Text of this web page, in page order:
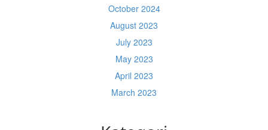
October 2024
August 2023
July 2023
May 2023
April 2023
March 2023